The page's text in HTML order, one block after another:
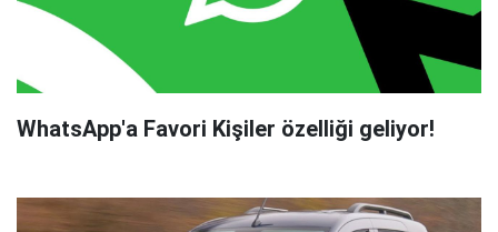
WhatsApp'a Favori Kişiler özelliği geliyor!